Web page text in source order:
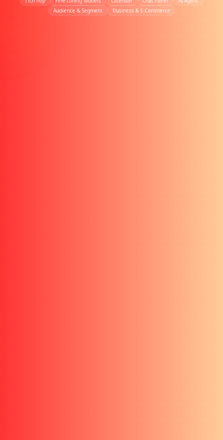
Audience & Segment
Business & E-Commerce